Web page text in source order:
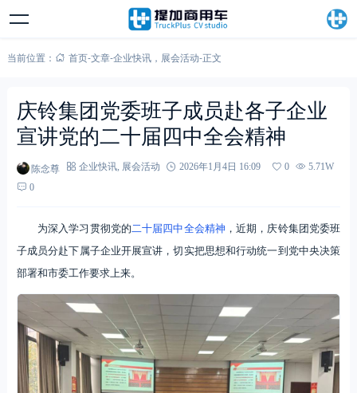
当前位置： 首页-文章-企业快讯， 展会活动-正文
庆铃集团党委班子成员赴各子企业
宣讲党的二十届四中全会精神
陈念尊 企业快讯, 展会活动 2026年1月4日 16:09 0
5.71W
0
为深入学习贯彻党的二十届四中全会精神 ，近期，庆铃集团党委班
子成员分赴下属子企业开展宣讲，切实把思想和行动统一到党中央决策
部署和市委工作要求上来。